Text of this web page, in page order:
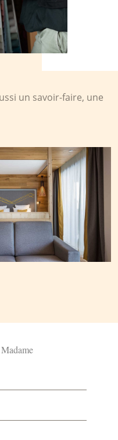
un savoir-faire, une
Madame